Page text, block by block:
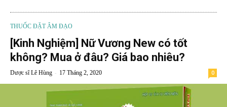
THUỐC ĐẶT ÂM ĐẠO
[Kinh Nghiệm] Nữ Vương New có tốt
không? Mua ở đâu? Giá bao nhiêu?
Dược sĩ Lê Hùng - 17 Tháng 2, 2020 0